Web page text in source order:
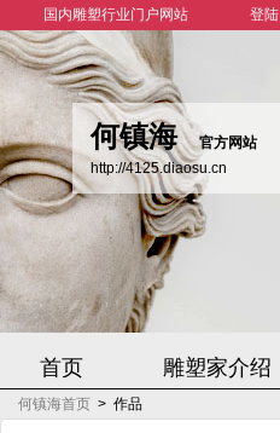
国内雕塑行业门户网站 登陆
何镇海
官方网站
http://4125.diaosu.cn
首页 雕塑家介绍
何镇海首页 > 作品